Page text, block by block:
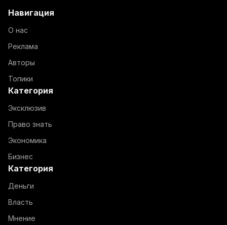
Навигация
О нас
Реклама
Авторы
Топики
Категория
Эксклюзив
Право знать
Экономика
Бизнес
Категория
Деньги
Власть
Мнение